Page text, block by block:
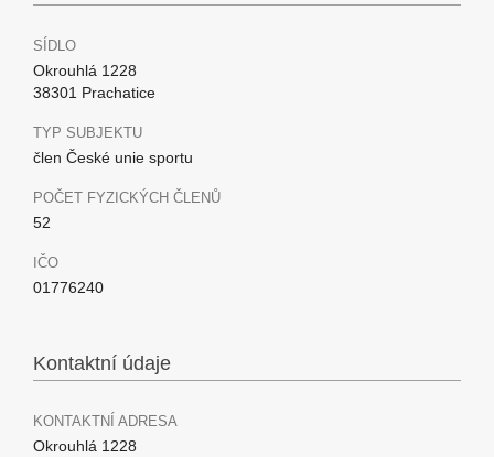
SÍDLO
Okrouhlá 1228
38301 Prachatice
TYP SUBJEKTU
člen České unie sportu
POČET FYZICKÝCH ČLENŮ
52
IČO
01776240
Kontaktní údaje
KONTAKTNÍ ADRESA
Okrouhlá 1228